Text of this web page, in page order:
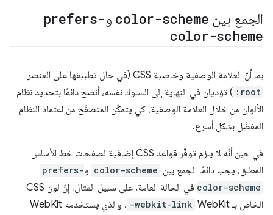
الجمع بين color-scheme وprefers-
color-scheme
بما أنّ العلامة الوصفية وخاصية CSS (في حال تطبيقها على العنصر
:root ) تؤديان في النهاية إلى السلوك نفسه، أنصح دائمًا بتحديد نظام
الألوان من خلال العلامة الوصفية، كي يتمكّن المتصفّح من اعتماد النظام
المفضّل بشكل أسرع.
في حين أنّه لا يلزم توفّر قواعد CSS إضافية لصفحات خط الأساس
المطلق، يجب دائمًا الجمع بين color-scheme وprefers-
color-scheme
في الحالة العامة. على سبيل المثال، إنّ لون CSS
الخاص بـ WebKit
-webkit-link
، والذي يستخدمه WebKit